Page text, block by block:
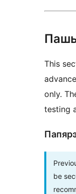
This
only.
testing
be